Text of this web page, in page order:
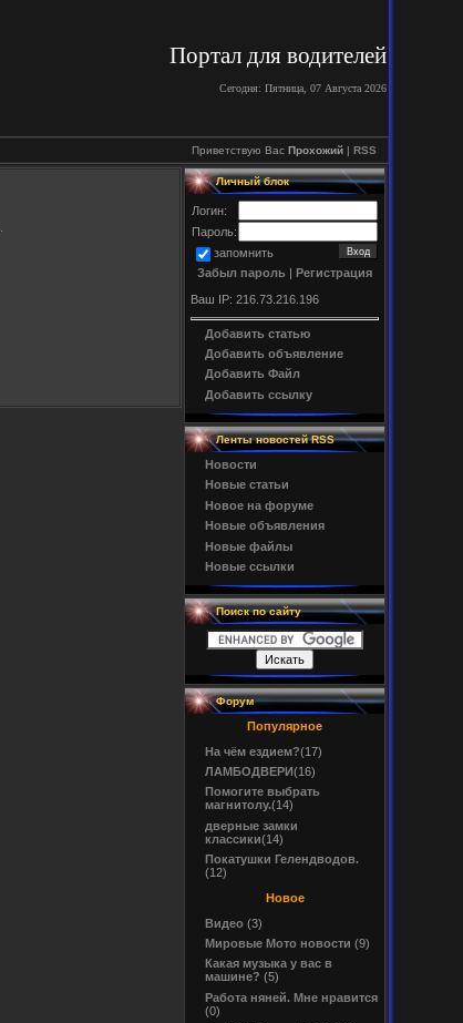
Портал для водителей
Сегодня: Пятница, 07 Августа 2026
Приветствую Вас Прохожий | RSS
Личный блок
Логин:
Пароль:
запомнить
Забыл пароль | Регистрация
Ваш IP: 216.73.216.196
Добавить статью
Добавить объявление
Добавить Файл
Добавить ссылку
Ленты новостейRSS
Новости
Новые статьи
Новое на форуме
Новые объявления
Новые файлы
Новые ссылки
Поиск по сайту
Форум
Популярное
На чём ездием?(17)
ЛАМБОДВЕРИ(16)
Помогите выбрать
магнитолу.(14)
дверные замки
классики(14)
Покатушки Гелендводов.
(12)
Новое
Видео (3)
Мировые Мото новости (9)
Какая музыка у вас в
машине? (5)
Работа няней. Мне нравится
(0)